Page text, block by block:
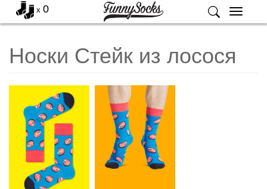
Меню
x 0
Носки Стейк из лосося